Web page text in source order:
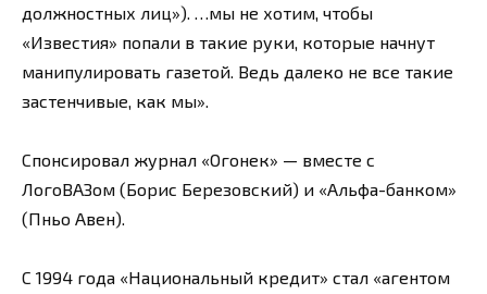
должностных лиц»). …мы не хотим, чтобы
«Известия» попали в такие руки, которые начнут
манипулировать газетой. Ведь далеко не все такие
застенчивые, как мы».
Спонсировал журнал «Огонек» — вместе с
ЛогоВАЗом (Борис Березовский) и «Альфа-банком»
(Пньо Авен).
С 1994 года «Национальный кредит» стал «агентом